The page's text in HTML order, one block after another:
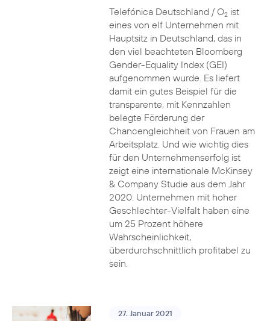
Telefónica Deutschland / O2ist
eines von elf Unternehmen mit
Hauptsitz in Deutschland, das in
den viel beachteten Bloomberg
Gender-Equality Index (GEI)
aufgenommen wurde. Es liefert
damit ein gutes Beispiel für die
transparente, mit Kennzahlen
belegte Förderung der
Chancengleichheit von Frauen am
Arbeitsplatz. Und wie wichtig dies
für den Unternehmenserfolg ist
zeigt eine internationale McKinsey
& Company Studie aus dem Jahr
2020: Unternehmen mit hoher
Geschlechter-Vielfalt haben eine
um 25 Prozent höhere
Wahrscheinlichkeit,
überdurchschnittlich profitabel zu
sein.
27. Januar 2021